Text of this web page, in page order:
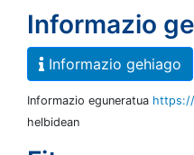
Informazio
Informazio gehiago
Informazio eguneratua
helbidean